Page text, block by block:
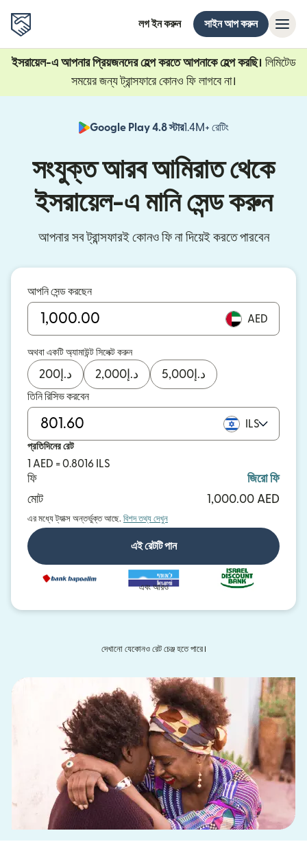
লগ ইন করুন সাইন আপ করুন
ইসরায়েল-এ আপনার প্রিয়জনদের হেল্প করতে আপনাকে হেল্প করছি। লিমিটেড
সময়ের জন্য ট্রান্সফারে কোনও ফি লাগবে না।
Google Play 4.8 স্টার1.4M+ রেটিং
সংযুক্ত আরব আমিরাত থেকে
ইসরায়েল-এ মানি সেন্ড করুন
আপনার সব ট্রান্সফারই কোনও ফি না দিয়েই করতে পারবেন
আপনি সেন্ড করছেন
AED
অথবা একটি অ্যামাউন্ট সিলেক্ট করুন
د.إ 200 د.إ 2,000 د.إ 5,000
তিনি রিসিভ করবেন
ILS
প্রতিদিনের রেট
1 AED = 0.8016 ILS
ফি
জিরো ফি
মোট
1,000.00 AED
এর মধ্যে ট্যাক্স অন্তর্ভুক্ত আছে. বিশদ তথ্য দেখুন
এই রেটটি পান
এবং আরও
দেখানো যেকোনও রেট চেঞ্জ হতে পারে।